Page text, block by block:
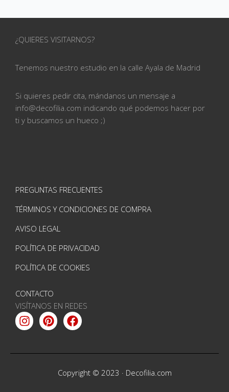
¿QUIERES VISITARNOS?
Tenemos nuestro estudio en la calle Ayala de Madrid
Si quieres pedir cita, mándanos un mensaje a
info@decofilia.com indicando qué podemos hacer por
ti y buscamos un hueco ;)
PREGUNTAS FRECUENTES
TÉRMINOS Y CONDICIONES DE COMPRA
AVISO LEGAL
POLÍTICA DE PRIVACIDAD
POLÍTICA DE COOKIES
CONTACTO
VISÍTANOS EN REDES
Instagram
PinterestFacebook
Copyright © 2023 · Decofilia.com